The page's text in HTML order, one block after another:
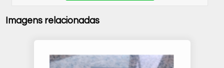
Imagens relacionadas